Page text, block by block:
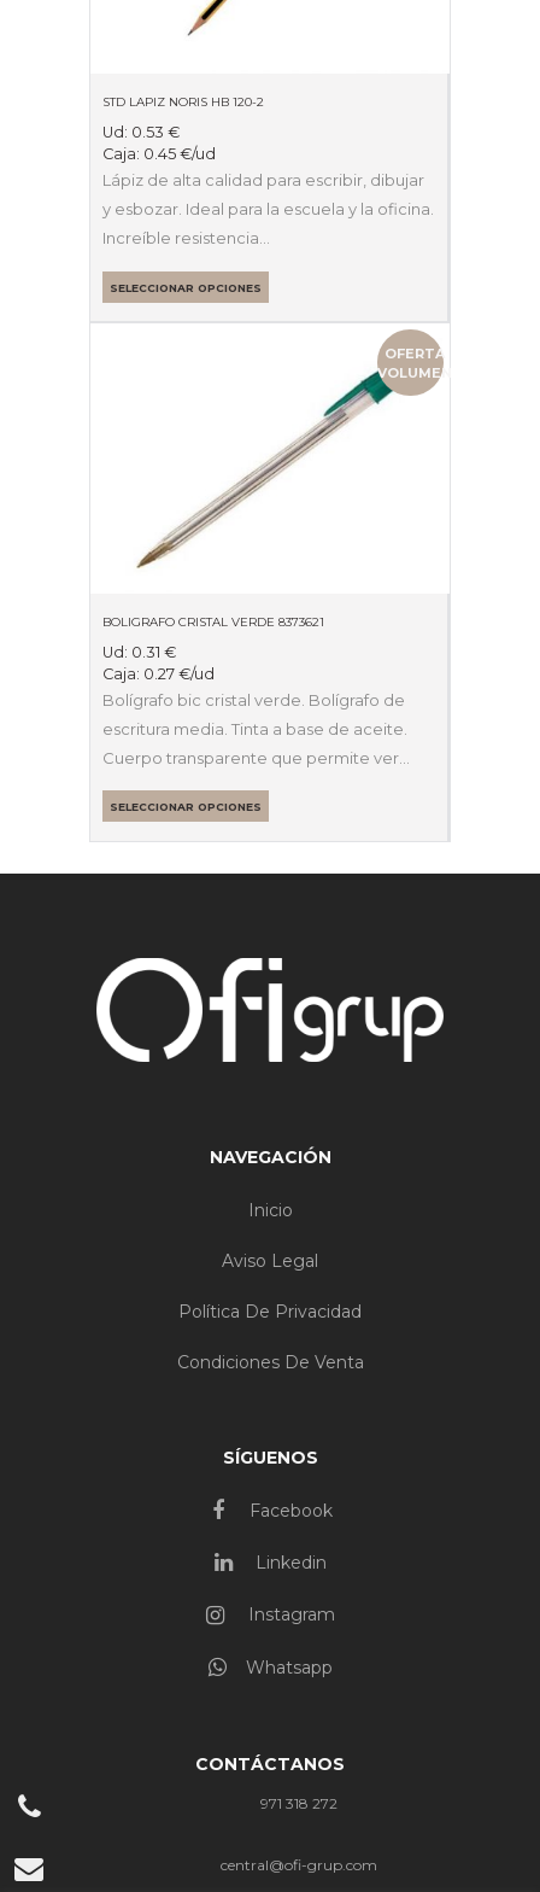
STD LAPIZ NORIS HB 120-2
Ud: 0.53 €
Caja: 0.45 €/ud
Lápiz de alta calidad para escribir, dibujar
y esbozar. Ideal para la escuela y la oficina.
Increíble resistencia…
SELECCIONAR OPCIONES
OFERTA
VOLUMEN
BOLIGRAFO CRISTAL VERDE 8373621
Ud: 0.31 €
Caja: 0.27 €/ud
Bolígrafo bic cristal verde. Bolígrafo de
escritura media. Tinta a base de aceite.
Cuerpo transparente que permite ver…
SELECCIONAR OPCIONES
NAVEGACIÓN
Inicio
Aviso Legal
Política De Privacidad
Condiciones De Venta
SÍGUENOS
Facebook
Linkedin
Instagram
Whatsapp
CONTÁCTANOS
971 318 272
central@ofi-grup.com